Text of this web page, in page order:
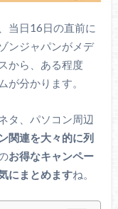
当日16日の直前に
ンジャパンがメデ
から、ある程度
が分かります。
タ、パソコン周辺
関連を大々的に列
お得なキャンペー
にまとめますね。